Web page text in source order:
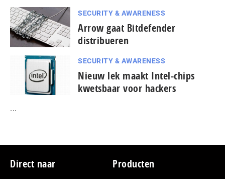
SECURITY & AWARENESS
Arrow gaat Bitdefender
distribueren
SECURITY & AWARENESS
Nieuw lek maakt Intel-chips
kwetsbaar voor hackers
...
Footer
Direct naar Producten